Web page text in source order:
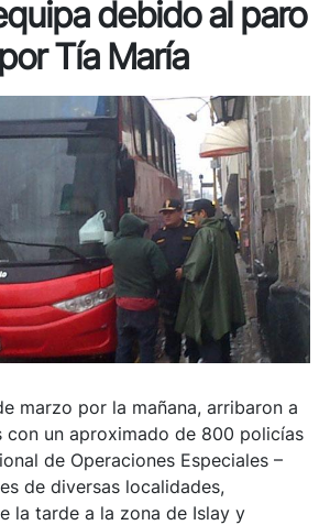
debido al paro
Tía María
marzo por la mañana, arribaron a
con un aproximado de 800 policías
de Operaciones Especiales –
de diversas localidades,
la tarde a la zona de Islay y